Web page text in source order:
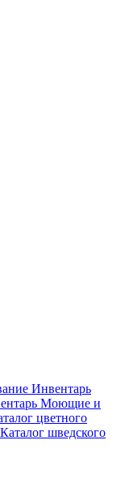
Инвентарь
Моющие и
цветного
Каталог шведского